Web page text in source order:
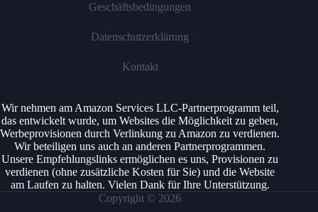
Geschäftsbedingungen
Datenschutzerklärung
Kontakt
Wir nehmen am Amazon Services LLC-Partnerprogramm teil,
das entwickelt wurde, um Websites die Möglichkeit zu geben,
Werbeprovisionen durch Verlinkung zu Amazon zu verdienen.
Wir beteiligen uns auch an anderen Partnerprogrammen.
Unsere Empfehlungslinks ermöglichen es uns, Provisionen zu
verdienen (ohne zusätzliche Kosten für Sie) und die Website
am Laufen zu halten. Vielen Dank für Ihre Unterstützung.
Copyright © 2026